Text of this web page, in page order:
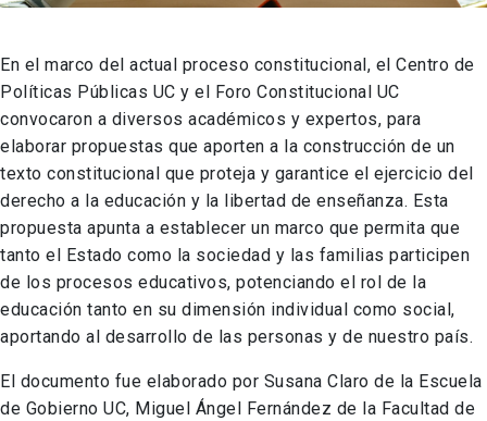
En el marco del actual proceso constitucional, el Centro de
Políticas Públicas UC y el Foro Constitucional UC
convocaron a diversos académicos y expertos, para
elaborar propuestas que aporten a la construcción de un
texto constitucional que proteja y garantice el ejercicio del
derecho a la educación y la libertad de enseñanza. Esta
propuesta apunta a establecer un marco que permita que
tanto el Estado como la sociedad y las familias participen
de los procesos educativos, potenciando el rol de la
educación tanto en su dimensión individual como social,
aportando al desarrollo de las personas y de nuestro país.
El documento fue elaborado por Susana Claro de la Escuela
de Gobierno UC, Miguel Ángel Fernández de la Facultad de